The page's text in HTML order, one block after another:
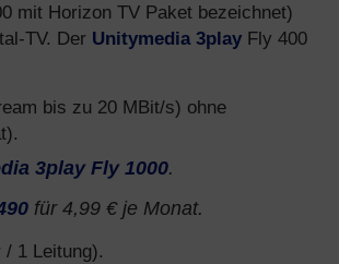
mit Horizon TV Paket bezeichnet)
TV. Der Unitymedia 3play Fly 400
bis zu 20 MBit/s) ohne
3play Fly 1000.
für 4,99 € je Monat.
1 Leitung).